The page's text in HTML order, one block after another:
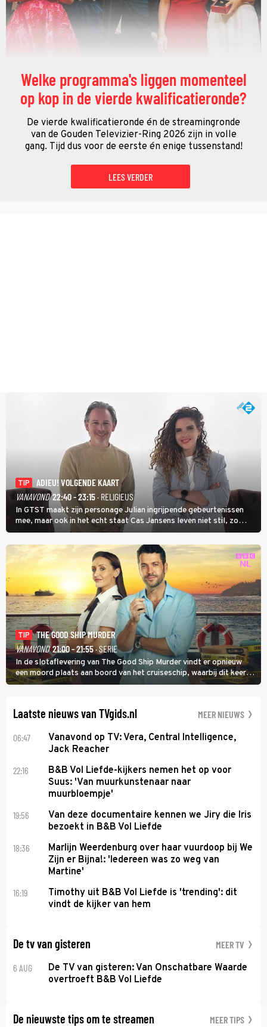
Welke programma's liggen momenteel
op kop in de vierde kwalificatieronde?
De vierde kwalificatieronde én de streamingronde
van de Gouden Televizier-Ring 2026 zijn in volle
gang. Tijd dus voor de eerste én enige tussenstand!
LEES VERDER
TIP
ADIEU! VOLGENDE KAART
VANAVOND 22:40 - 23:15· RELIGIEUS
In GTST maakt zijn personage Julian ingrijpende gebeurtenissen
mee, maar ook in het echt staat Cas Jansens leven niet stil, zo
vertelt hij in Adieu! Volgende Kaart.
TIP
THE GOOD SHIP MURDER
VANAVOND 21:00 - 21:55· SERIE
In de slotaflevering van The Good Ship Murder vindt er opnieuw
een moord plaats aan boord van het cruiseschip, waarbij dit keer
een bemanningslid het slachtoffer is en kapitein Marlowe de dader
Laatste nieuws van TVgids.nl MEER NIEUWS
06:47
Vanavond op TV: Vera, Central Intelligence,
Jack Reacher
22:16
B&B Vol Liefde-kijkers nemen het op voor
Suus: 'Van muurkunstenaar naar
muurbloempje'
19:56
Van deze documentaire kennen we Jiry die Iris
bezoekt in B&B Vol Liefde
18:36
Marlijn Weerdenburg over haar vuurdoop bij We
Zijn er Bijna!: 'Iedereen was zo weg van
Martine'
16:19
Timothy uit B&B Vol Liefde is 'trending': dit
vindt de kijker van hem
De tv van gisteren MEER TV
6 AUG
De TV van gisteren: Van Onschatbare Waarde
overtroeft B&B Vol Liefde
De nieuwste tips om te streamen MEER TIPS